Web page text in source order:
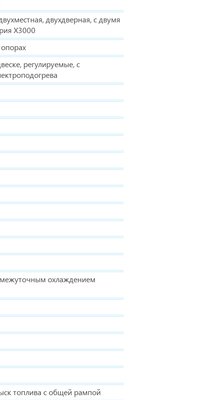
двухдверная, с двумя
Х3000
регулируемые, с
охлаждением
топлива с общей рампой